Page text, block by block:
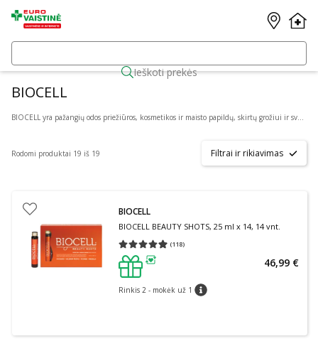
Ieškoti prekės
BIOCELL
BIOCELL yra pažangių odos priežiūros, kosmetikos ir maisto papildų, skirtų grožiui ir sveikatai, gamintojas. Prieš kelis dešimtmečius įkurto prekės ženklo didžiulį populiarumą lėmė novatoriškais moksliniais tyrimais ir pažangiausiomis technologijomis paremtų maisto papildų ir kosmetikos priemonių gamyba. Šiuo metu, čia galite tiesiog internetu pirkti BIOCELL kolageną, maisto papildus nagams, plaukams, odai, veido kaukes ir ne tik. BIOCELL yra bene geriausią kainos ir kokybės santykį rinkoje siūlantis ženklas, tad jo papildai ir priemonės tikrai pasižymi didele nauda.
Rodomi produktai 19 iš 19 Filtrai ir rikiavimas
BIOCELL
BIOCELL BEAUTY SHOTS, 25 ml x 14, 14 vnt.
(118)
Vidutinis įvertinimas 4.98
patarimas
Rinkis 2 - mokėk už 1 patarimas
46,99 €